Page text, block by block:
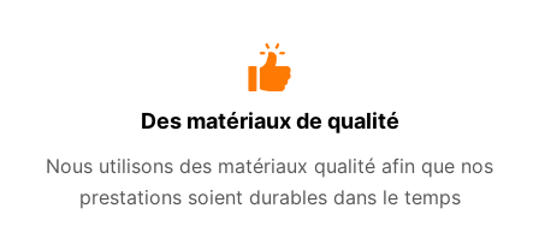
Des matériaux de qualité
Nous utilisons des matériaux qualité afin que nos
prestations soient durables dans le temps